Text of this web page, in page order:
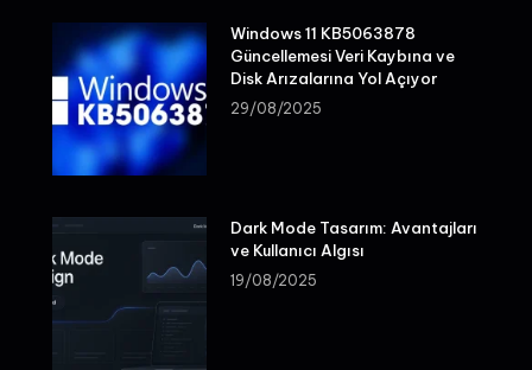
Windows 11 KB5063878
Güncellemesi Veri Kaybına ve
Disk Arızalarına Yol Açıyor
29/08/2025
Dark Mode Tasarım: Avantajları
ve Kullanıcı Algısı
19/08/2025